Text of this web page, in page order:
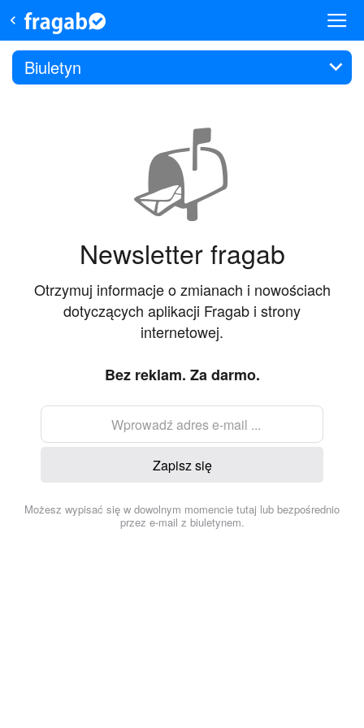
Biuletyn
📬
Newsletter fragab
Otrzymuj informacje o zmianach i nowościach
dotyczących aplikacji Fragab i strony
internetowej.
Bez reklam. Za darmo.
Zapisz się
Możesz wypisać się w dowolnym momencie tutaj lub bezpośrednio
przez e-mail z biuletynem.